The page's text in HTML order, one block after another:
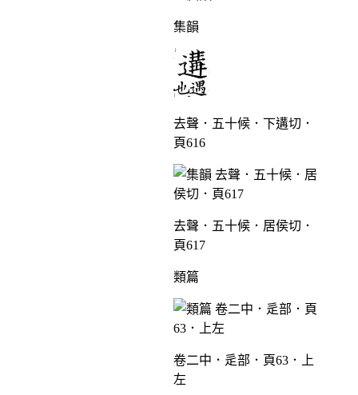
集韻
去聲．五十候．下遘切．
頁616
去聲．五十候．居侯切．
頁617
類篇
卷二中．辵部．頁63．上
左